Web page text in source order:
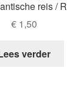
reis /
€ 1,50
verder